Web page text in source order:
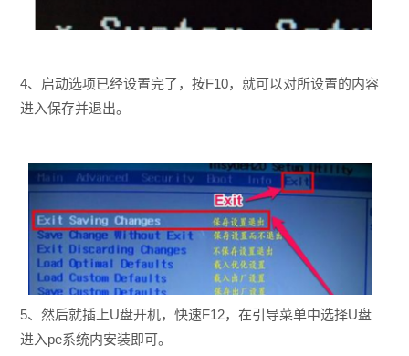
4、启动选项已经设置完了，按F10，就可以对所设置的内容
进入保存并退出。
5、然后就插上U盘开机，快速F12，在引导菜单中选择U盘
进入pe系统内安装即可。